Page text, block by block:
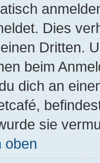
Dies
Dritten.
beim
dich an
sie
oben